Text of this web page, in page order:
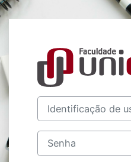
Ir para o conteúdo principal
Identificação de usuário
Senha